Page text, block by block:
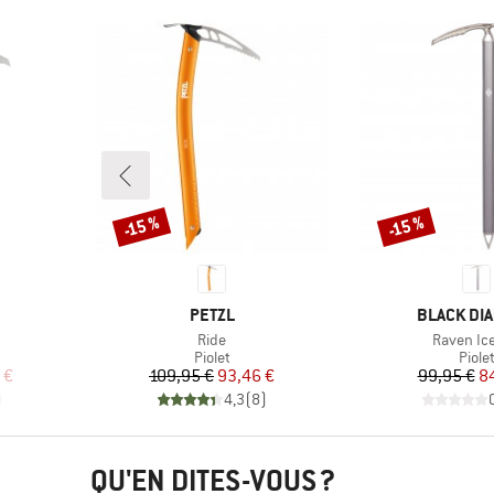
MARQUE
PETZL
Article
Ride
Product group
Piolet
Prix
109,95 €Prix réduit
93,46 €
4,3(8)
Remise
-15 %
MARQUE
BLACK
Article
Raven
Piolet
99,95 €
Remise
-15 %
QU'EN DITES-VOUS ?